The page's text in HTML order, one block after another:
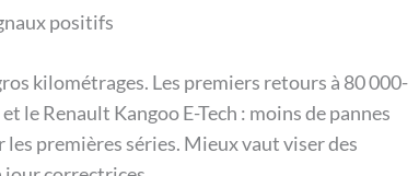
positifs
kilométrages. Les premiers retours à 80 000-
le Renault Kangoo E-Tech : moins de pannes
premières séries. Mieux vaut viser des